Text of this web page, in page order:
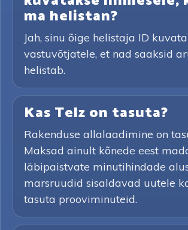
ma helistan?
Jah, sinu õige helistaja ID
vastuvõtjatele, et nad saaksid
helistab.
Kas Telz on tasuta?
Rakenduse allalaadimine on
Maksad ainult kõnede eest
läbipaistvate minutihindade
marsruudid sisaldavad uutele
tasuta prooviminuteid.